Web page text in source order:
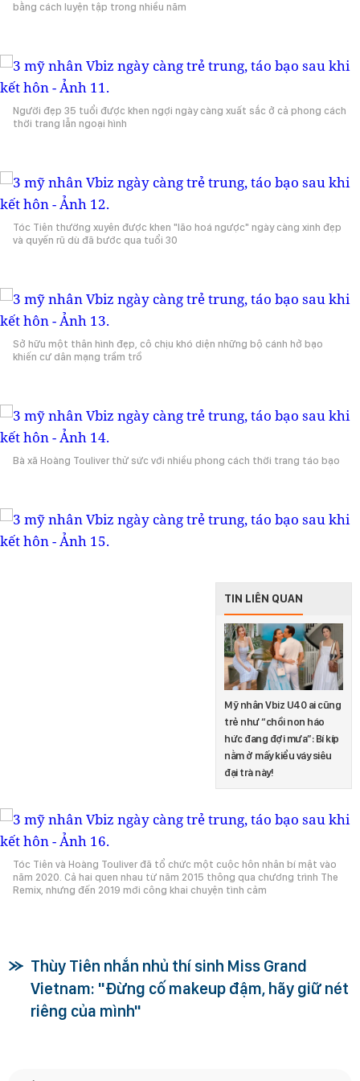
bằng cách luyện tập trong nhiều năm
Người đẹp 35 tuổi được khen ngợi ngày càng xuất sắc ở cả phong cách
thời trang lẫn ngoại hình
Tóc Tiên thường xuyên được khen "lão hoá ngược" ngày càng xinh đẹp
và quyến rũ dù đã bước qua tuổi 30
Sở hữu một thân hình đẹp, cô chịu khó diện những bộ cánh hở bạo
khiến cư dân mạng trầm trồ
Bà xã Hoàng Touliver thử sức với nhiều phong cách thời trang táo bạo
TIN LIÊN QUAN
Mỹ nhân Vbiz U40 ai cũng
trẻ như “chồi non háo
hức đang đợi mưa”: Bí kíp
nằm ở mấy kiểu váy siêu
đại trà này!
Tóc Tiên và Hoàng Touliver đã tổ chức một cuộc hôn nhân bí mật vào
năm 2020. Cả hai quen nhau từ năm 2015 thông qua chương trình The
Remix, nhưng đến 2019 mới công khai chuyện tình cảm
Thùy Tiên nhắn nhủ thí sinh Miss Grand
Vietnam: "Đừng cố makeup đậm, hãy giữ nét
riêng của mình"